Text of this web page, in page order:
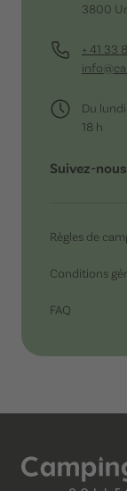
3800
+ 41 33
Du
18 h
Suivez-nous
Règles de
Conditions
FAQ